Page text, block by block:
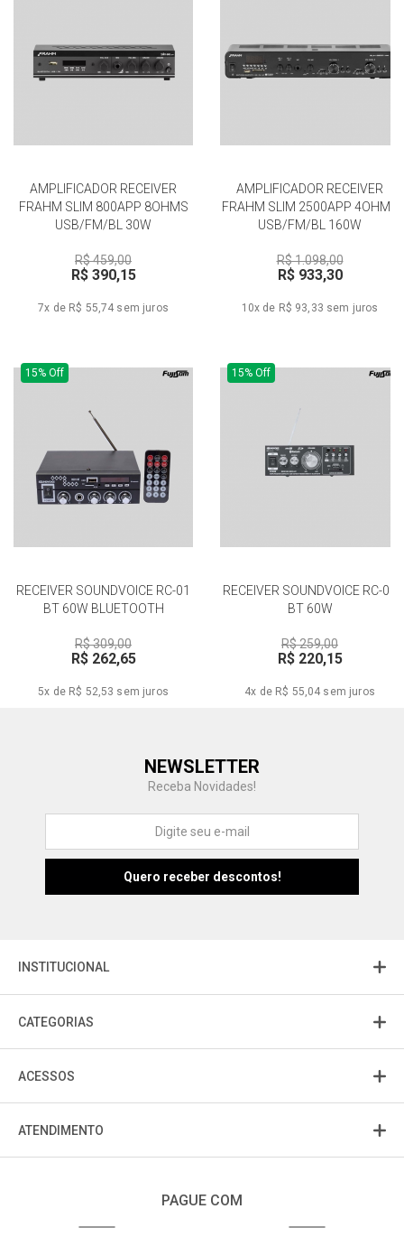
AMPLIFICADOR RECEIVER
FRAHM SLIM 800APP 8OHMS
USB/FM/BL 30W
R$ 459,00
R$ 390,15
7x de R$ 55,74 sem juros
AMPLIFICADOR RECEIVER
FRAHM SLIM 2500APP 4OHMS
USB/FM/BL 160W
R$ 1.098,00
R$ 933,30
10x de R$ 93,33 sem juros
15% Off
RECEIVER SOUNDVOICE RC-01
BT 60W BLUETOOTH
R$ 309,00
R$ 262,65
5x de R$ 52,53 sem juros
15% Off
RECEIVER SOUNDVOICE RC-02
BT 60W
R$ 259,00
R$ 220,15
4x de R$ 55,04 sem juros
NEWSLETTER
Receba Novidades!
INSTITUCIONAL
CATEGORIAS
ACESSOS
ATENDIMENTO
PAGUE COM
Fu Fujisom